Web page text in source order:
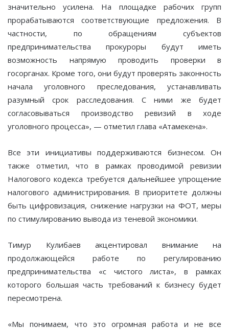
значительно усилена. На площадке рабочих групп
прорабатываются соответствующие предложения. В
частности, по обращениям субъектов
предпринимательства прокуроры будут иметь
возможность напрямую проводить проверки в
госорганах. Кроме того, они будут проверять законность
начала уголовного преследования, устанавливать
разумный срок расследования. С ними же будет
согласовываться производство ревизий в ходе
уголовного процесса», — отметил глава «Атамекена».
Все эти инициативы поддерживаются бизнесом. Он
также отметил, что в рамках проводимой ревизии
Налогового кодекса требуется дальнейшее упрощение
налогового администрирования. В приоритете должны
быть цифровизация, снижение нагрузки на ФОТ, меры
по стимулированию вывода из теневой экономики.
Тимур Кулибаев акцентировал внимание на
продолжающейся работе по регулированию
предпринимательства «с чистого листа», в рамках
которого большая часть требований к бизнесу будет
пересмотрена.
«Мы понимаем, что это огромная работа и не все